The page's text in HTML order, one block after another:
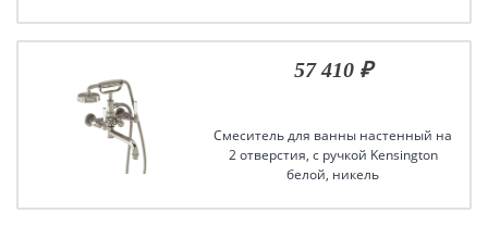
57 410 ₽
Смеситель для ванны настенный на
2 отверстия, с ручкой Kensington
белой, никель